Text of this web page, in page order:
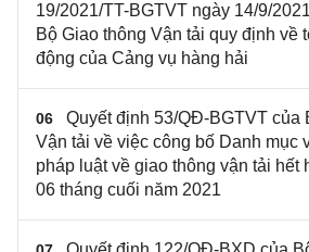
19/2021/TT-BGTVT ngày 14/9/
Bộ Giao thông Vận tải quy định về
động của Cảng vụ hàng hải
06
Quyết định 53/QĐ-BGTVT của
Vận tải về việc công bố Danh mục
pháp luật về giao thông vận tải hết
06 tháng cuối năm 2021